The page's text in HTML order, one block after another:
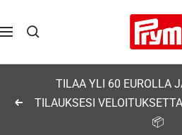
sisältöön
Navigaatio
Prym
Edellinen
TILAA YLI 60 EUROLLA
TILAUKSESI
📦